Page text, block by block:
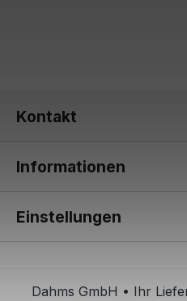
Kontakt
Informationen
Einstellungen
Dahms GmbH • Ihr